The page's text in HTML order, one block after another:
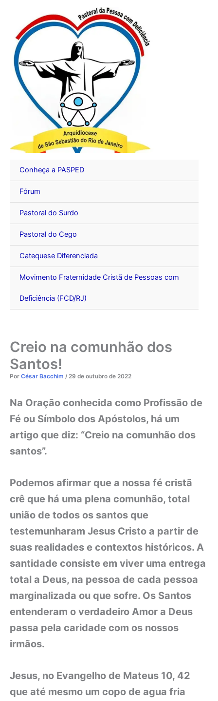
conteúdo
Conheça a PASPED
Fórum
Pastoral do Surdo
Pastoral do Cego
Catequese Diferenciada
Movimento Fraternidade Cristã de Pessoas com
Deficiência (FCD/RJ)
Creio na comunhão dos
Santos!
Por César Bacchim / 29 de outubro de 2022
Na Oração conhecida como Profissão de
Fé ou Símbolo dos Apóstolos, há um
artigo que diz: “Creio na comunhão dos
santos”.
Podemos afirmar que a nossa fé cristã
crê que há uma plena comunhão, total
união de todos os santos que
testemunharam Jesus Cristo a partir de
suas realidades e contextos históricos. A
santidade consiste em viver uma entrega
total a Deus, na pessoa de cada pessoa
marginalizada ou que sofre. Os Santos
entenderam o verdadeiro Amor a Deus
passa pela caridade com os nossos
irmãos.
Jesus, no Evangelho de Mateus 10, 42
que até mesmo um copo de agua fria